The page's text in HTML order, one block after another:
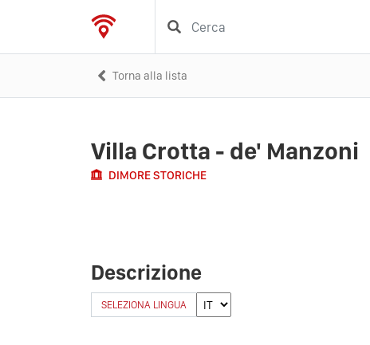
Torna alla lista
Villa Crotta - de' Manzoni
DIMORE STORICHE
Descrizione
SELEZIONA LINGUA